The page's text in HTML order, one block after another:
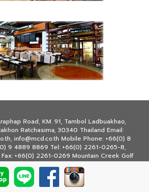
Road, KM. 91, Tambol Ladbuakhao,
Ratchasima, 30340 Thailand Email:
info@mcd.co.th Mobile Phone: +66(0) 8
9 4889 8869 Tel: +66(0) 2261-0265-8,
+66(0) 2261-0269 Mountain Creek Golf
© Copyright 2020 All rights reserved.